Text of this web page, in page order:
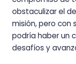
obstaculizar el
misión, pero con
podría haber un
desafíos y